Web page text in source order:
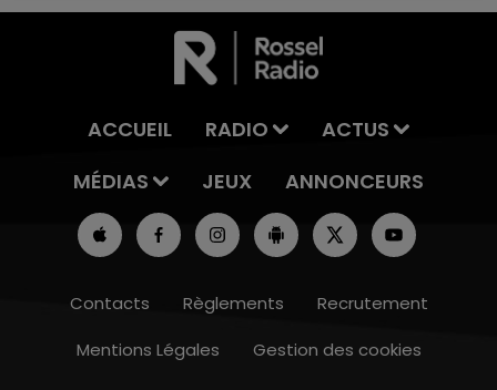
ACCUEIL RADIO
ACTUS
MÉDIAS
JEUX ANNONCEURS
Contacts Règlements
Recrutement
Mentions Légales
Gestion des cookies